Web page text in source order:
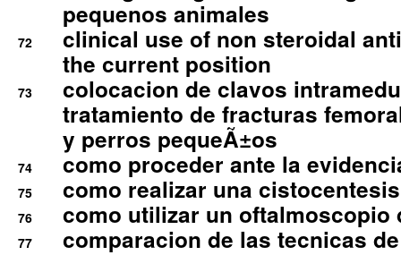
pequenos animales
72
clinical use of non steroidal
the current position
73
colocacion de clavos
tratamiento de fracturas
y perros pequeÃ±os
74 como proceder ante la
75 como realizar una
76 como utilizar un oftalmoscopio
77
comparacion de las tecnicas